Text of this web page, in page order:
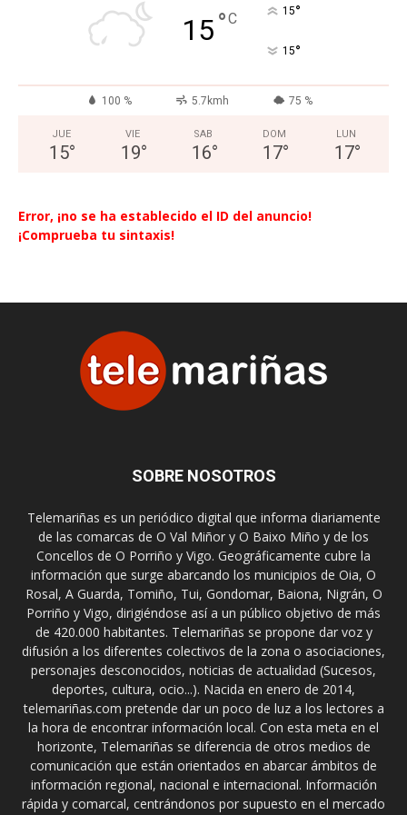
15°C 15°
15°
100 % 5.7kmh 75 %
JUE
15°
VIE
19°
SAB
16°
DOM
17°
LUN
17°
Error, ¡no se ha establecido el ID del anuncio!
¡Comprueba tu sintaxis!
SOBRE NOSOTROS
Telemariñas es un periódico digital que informa diariamente
de las comarcas de O Val Miñor y O Baixo Miño y de los
Concellos de O Porriño y Vigo. Geográficamente cubre la
información que surge abarcando los municipios de Oia, O
Rosal, A Guarda, Tomiño, Tui, Gondomar, Baiona, Nigrán, O
Porriño y Vigo, dirigiéndose así a un público objetivo de más
de 420.000 habitantes. Telemariñas se propone dar voz y
difusión a los diferentes colectivos de la zona o asociaciones,
personajes desconocidos, noticias de actualidad (Sucesos,
deportes, cultura, ocio...). Nacida en enero de 2014,
telemariñas.com pretende dar un poco de luz a los lectores a
la hora de encontrar información local. Con esta meta en el
horizonte, Telemariñas se diferencia de otros medios de
comunicación que están orientados en abarcar ámbitos de
información regional, nacional e internacional. Información
rápida y comarcal, centrándonos por supuesto en el mercado